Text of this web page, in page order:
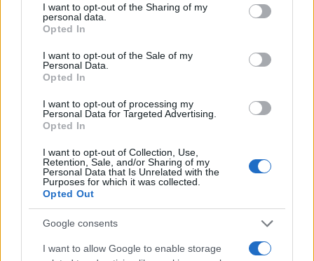
not limited to your visit or usage behaviour. You may click to
grant or deny consent to Google and its third-party tags to
use your data for below specified purposes in below Google
consent section.
I want to opt-out of the Sharing of my
personal data.
Opted In
I want to opt-out of the Sale of my
Personal Data.
Opted In
I want to opt-out of processing my
Personal Data for Targeted Advertising.
Opted In
I want to opt-out of Collection, Use,
Retention, Sale, and/or Sharing of my
Personal Data that Is Unrelated with the
Purposes for which it was collected.
Opted Out
Google consents
I want to allow Google to enable storage
Η δεύτερη επιλογή της ημέρας προκύπτει από το
X2 & Under 2.5, που βρίσκεται σε απόδοση 2.07. Οι
γηπεδούχοι αναμένεται να παρουσιαστούν με έναν
αρκετά αμυντικό προσανατολισμό και να παίξουν
για δύο αποτελέσματα, την ώρα που ο «Δικέφαλος
του Βορρά» έχει δείξει πως είναι ικανός να διασπά
κλειστές άμυνες, αλλά και πως όπου δεν μπορεί να